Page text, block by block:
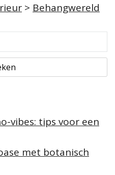
> Behangwereld
vibes: tips voor een
met botanisch